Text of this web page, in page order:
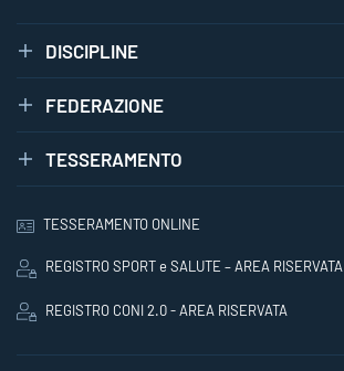
DISCIPLINE
FEDERAZIONE
TESSERAMENTO
TESSERAMENTO ONLINE
REGISTRO SPORT e SALUTE – AREA RISERVATA
REGISTRO CONI 2.0 - AREA RISERVATA